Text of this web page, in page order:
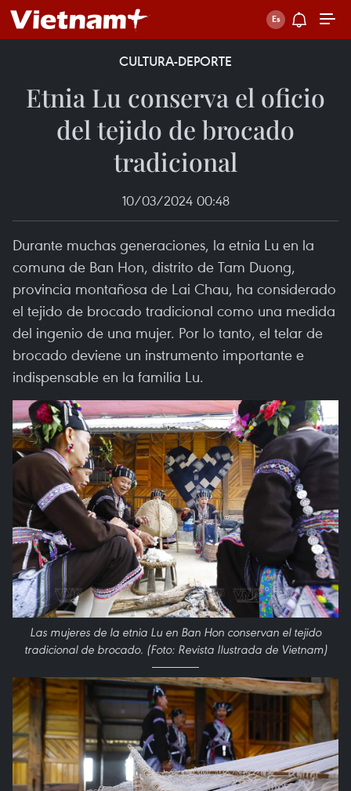
CULTURA-DEPORTE
Etnia Lu conserva el oficio
del tejido de brocado
tradicional
10/03/2024 00:48
Durante muchas generaciones, la etnia Lu en la
comuna de Ban Hon, distrito de Tam Duong,
provincia montañosa de Lai Chau, ha considerado
el tejido de brocado tradicional como una medida
del ingenio de una mujer. Por lo tanto, el telar de
brocado deviene un instrumento importante e
indispensable en la familia Lu.
Las mujeres de la etnia Lu en Ban Hon conservan el tejido
tradicional de brocado. (Foto: Revista Ilustrada de Vietnam)